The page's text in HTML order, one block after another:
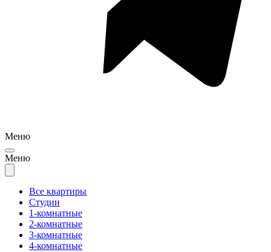
Меню
Меню
Все квартиры
Студии
1-комнатные
2-комнатные
3-комнатные
4-комнатные